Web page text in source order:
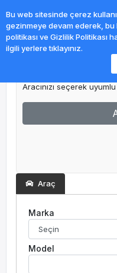
Aracınızı seçerek
Araç
Marka
Model
Bu web sitesinde çerez
gezinmeye devam ederek, bu
politikası ve Gizlilik Politikası
ilgili yerlere tıklayınız.